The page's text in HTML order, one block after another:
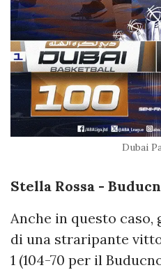
Dubai
Stella Rossa -
Anche in questo
di una straripante
1 (104-70 per il